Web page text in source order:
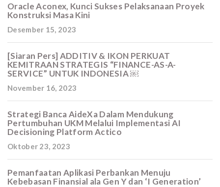
Oracle Aconex, Kunci Sukses Pelaksanaan Proyek
Konstruksi Masa Kini
Desember 15, 2023
[Siaran Pers] ADDITIV & IKON PERKUAT
KEMITRAAN STRATEGIS “FINANCE-AS-A-
SERVICE” UNTUK INDONESIA ￼
November 16, 2023
Strategi Banca AideXa Dalam Mendukung
Pertumbuhan UKM Melalui Implementasi AI
Decisioning Platform Actico
Oktober 23, 2023
Pemanfaatan Aplikasi Perbankan Menuju
Kebebasan Finansial ala Gen Y dan ‘I Generation’